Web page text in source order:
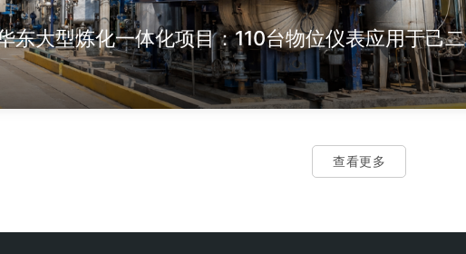
东大型炼化一体化项目：110台物位仪表应用于己二
查看更多